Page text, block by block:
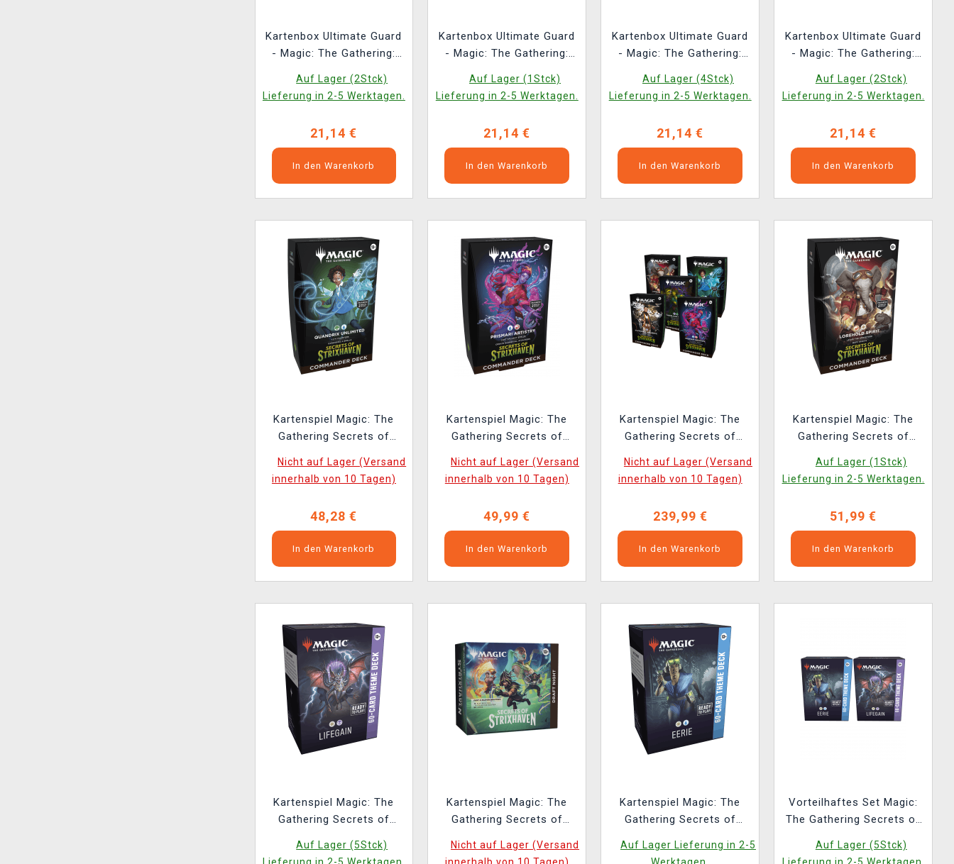
Kartenbox Ultimate Guard
- Magic: The Gathering:
Akroma's Will (Sidewinder
100+ XenoSkin)
Auf Lager (2Stck)
Lieferung in 2-5 Werktagen.
21,14 €
In den Warenkorb
Kartenbox Ultimate Guard
- Magic: The Gathering:
Vampiric Tutor
(Sidewinder 100+
Auf Lager (1Stck)
Lieferung in 2-5 Werktagen.
21,14 €
In den Warenkorb
Kartenbox Ultimate Guard
- Magic: The Gathering:
Force of Will (Sidewinder
100+ XenoSkin)
Auf Lager (4Stck)
Lieferung in 2-5 Werktagen.
21,14 €
In den Warenkorb
Kartenbox Ultimate Guard
- Magic: The Gathering:
Pongify (Sidewinder 100+
XenoSkin)
Auf Lager (2Stck)
Lieferung in 2-5 Werktagen.
21,14 €
In den Warenkorb
Kartenspiel Magic: The
Gathering Secrets of
Unlimited Commander
Deck
Nicht auf Lager (Versand
innerhalb von 10 Tagen)
48,28 €
In den Warenkorb
Kartenspiel Magic: The
Gathering Secrets of
Artistry Commander Deck
Nicht auf Lager (Versand
innerhalb von 10 Tagen)
49,99 €
In den Warenkorb
Kartenspiel Magic: The
Gathering Secrets of
Deck Set
Nicht auf Lager (Versand
innerhalb von 10 Tagen)
239,99 €
In den Warenkorb
Kartenspiel Magic: The
Gathering Secrets of
Spirit Commander Deck
Auf Lager (1Stck)
Lieferung in 2-5 Werktagen.
51,99 €
In den Warenkorb
Kartenspiel Magic: The
Gathering Secrets of
Theme Deck
Auf Lager (5Stck)
Lieferung in 2-5 Werktagen.
Kartenspiel Magic: The
Gathering Secrets of
Nicht auf Lager (Versand
innerhalb von 10 Tagen)
Kartenspiel Magic: The
Gathering Secrets of
Deck
Auf Lager Lieferung in 2-5
Werktagen.
Vorteilhaftes Set Magic:
The Gathering Secrets of
Theme Deck + Eerie
Auf Lager (5Stck)
Lieferung in 2-5 Werktagen.